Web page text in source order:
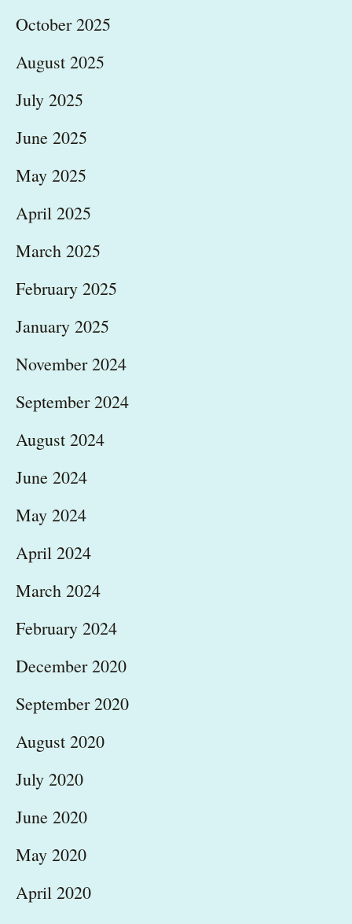
October 2025
August 2025
July 2025
June 2025
May 2025
April 2025
March 2025
February 2025
January 2025
November 2024
September 2024
August 2024
June 2024
May 2024
April 2024
March 2024
February 2024
December 2020
September 2020
August 2020
July 2020
June 2020
May 2020
April 2020